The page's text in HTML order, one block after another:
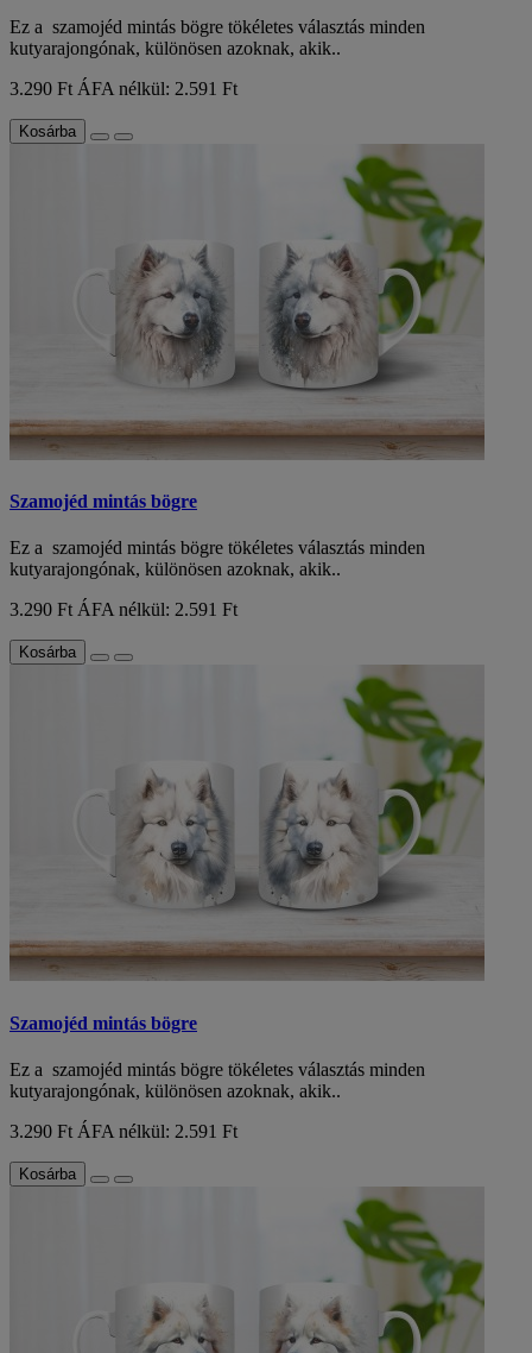
Ez a szamojéd mintás bögre tökéletes választás minden
kutyarajongónak, különösen azoknak, akik..
3.290 Ft ÁFA nélkül: 2.591 Ft
Kosárba
Szamojéd mintás bögre
Ez a szamojéd mintás bögre tökéletes választás minden
kutyarajongónak, különösen azoknak, akik..
3.290 Ft ÁFA nélkül: 2.591 Ft
Kosárba
Szamojéd mintás bögre
Ez a szamojéd mintás bögre tökéletes választás minden
kutyarajongónak, különösen azoknak, akik..
3.290 Ft ÁFA nélkül: 2.591 Ft
Kosárba